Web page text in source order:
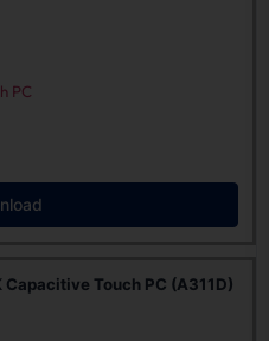
PC
Touch PC (A311D)